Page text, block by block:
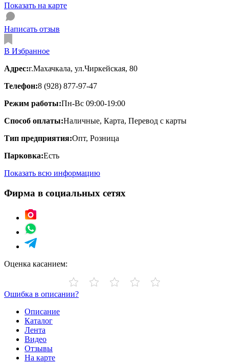
Показать на карте
Написать отзыв
В Избранное
Адрес:г.Махачкала, ул.Чиркейская, 80
Телефон:8 (928) 877-97-47
Режим работы:Пн-Вс 09:00-19:00
Способ оплаты:Наличные, Карта, Перевод с карты
Тип предприятия:Опт, Розница
Парковка:Есть
Показать всю информацию
Фирма в социальных сетях
Оценка касанием:
Ошибка в описании?
Описание
Каталог
Лента
Видео
Отзывы
На карте